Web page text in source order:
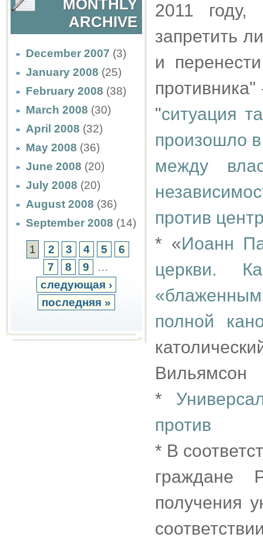
MONTHLY
ARCHIVE
December 2007 (3)
January 2008 (25)
February 2008 (38)
March 2008 (30)
April 2008 (32)
May 2008 (36)
June 2008 (20)
July 2008 (20)
August 2008 (36)
September 2008 (14)
1 2 3 4 5
6
7
8 9
…
следующая ›
последняя »
2011
запретить
и
"ситуация
произошло
между
против
* «Иоанн
церкви.
полной
Вильямсон
*
против
* В
граждане
получения